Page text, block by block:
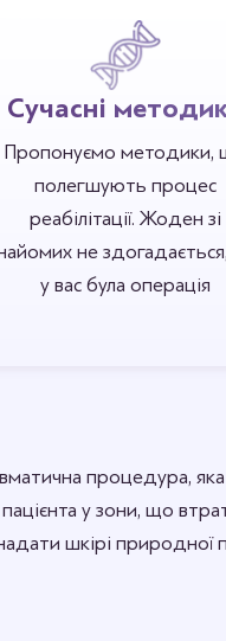
Сучасні
Пропонуємо методики,
полегшують процес
реабілітації. Жоден зі
не
у вас була операція
процедура,
у зони, що
шкірі природної